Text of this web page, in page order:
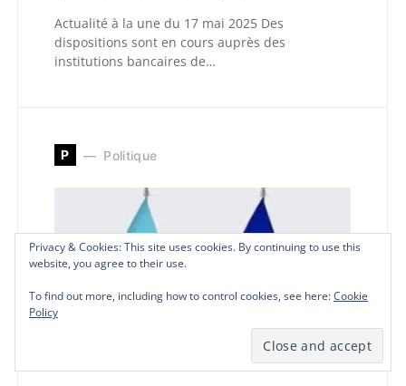
Actualité à la une du 17 mai 2025 Des
dispositions sont en cours auprès des
institutions bancaires de…
P Politique
Privacy & Cookies: This site uses cookies. By continuing to use this
website, you agree to their use.
To find out more, including how to control cookies, see here:Cookie
Policy
Privacy & Cookies: This site uses cookies. By continuing to use this
website, you agree to their use.
To find out more, including how to control cookies, see here:Cookie
Policy
Privacy & Cookies: This site uses cookies. By continuing to use this
website, you agree to their use.
To find out more, including how to control cookies, see here:Cookie
Policy